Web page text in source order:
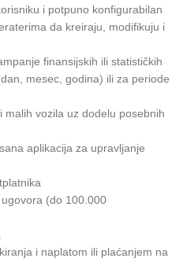
i potpuno konfigurabilan
da kreiraju, modifikuju i
finansijskih ili statističkih
mesec, godina) ili za periode
malih vozila uz dodelu posebnih
aplikacija za upravljanje
(do 100.000
i naplatom ili plaćanjem na